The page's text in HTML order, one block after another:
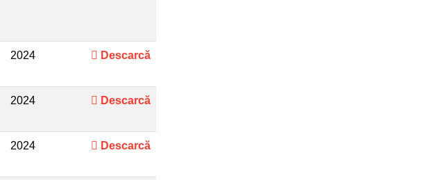
2024 Descarcă
2024 Descarcă
2024 Descarcă